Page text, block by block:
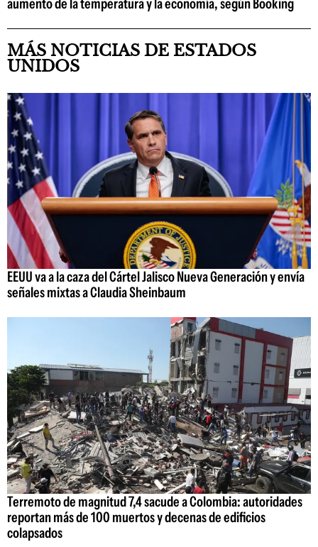
aumento de la temperatura y la economía, según Booking
MÁS NOTICIAS DE ESTADOS
UNIDOS
EEUU va a la caza del Cártel Jalisco Nueva Generación y envía
señales mixtas a Claudia Sheinbaum
Terremoto de magnitud 7,4 sacude a Colombia: autoridades
reportan más de 100 muertos y decenas de edificios
colapsados